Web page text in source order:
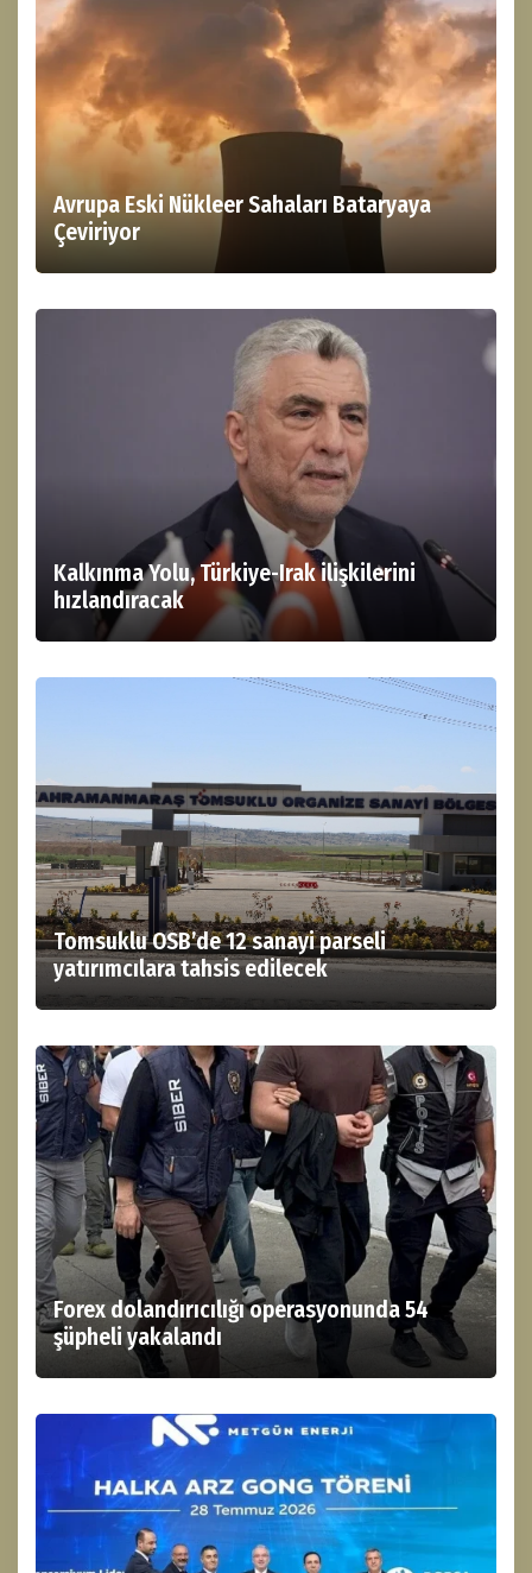
Avrupa Eski Nükleer Sahaları Bataryaya
Çeviriyor
Kalkınma Yolu, Türkiye-Irak ilişkilerini
hızlandıracak
Tomsuklu OSB’de 12 sanayi parseli
yatırımcılara tahsis edilecek
Forex dolandırıcılığı operasyonunda 54
şüpheli yakalandı